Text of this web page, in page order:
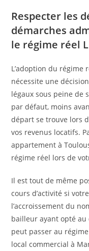
Respecter les
démarches
le régime réel
L’adoption du régime
nécessite une
légaux sous peine de
par défaut, moins
départ se trouve lors
vos revenus locatifs.
appartement à
régime réel lors de
Il est tout de même
cours d’activité si
l’accroissement du
bailleur ayant opté
peut passer au
local commercial à